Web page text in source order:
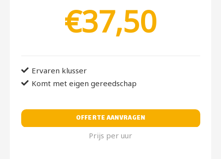
€37,50
Ervaren klusser
Komt met eigen gereedschap
OFFERTE AANVRAGEN
Prijs per uur